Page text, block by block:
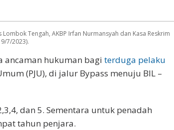
Lombok Tengah, AKBP Irfan Nurmansyah dan Kasa Reskrim
7/2023).
hukuman bagi terduga pelaku
(PJU), di jalur Bypass menuju BIL –
dan 5. Sementara untuk penadah
tahun penjara.